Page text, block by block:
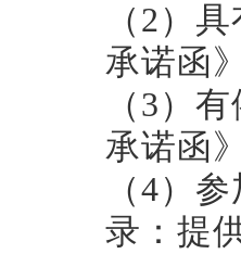
（ 2）
承诺函
（ 3）
承诺函
（4）
录：提